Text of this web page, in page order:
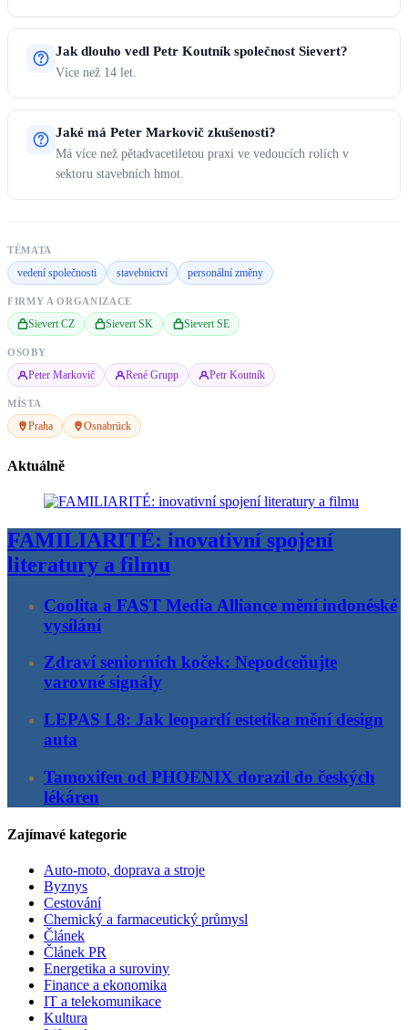
Jak dlouho vedl Petr Koutník společnost Sievert?
Více než 14 let.
Jaké má Peter Markovič zkušenosti?
Má více než pětadvacetiletou praxi ve vedoucích rolích v
sektoru stavebních hmot.
TÉMATA
vedení společnosti stavebnictví personální změny
FIRMY A ORGANIZACE
Sievert CZ Sievert SK Sievert SE
OSOBY
Peter Markovič René Grupp Petr Koutník
MÍSTA
Praha Osnabrück
Aktuálně
FAMILIARITÉ: inovativní spojení
literatury a filmu
Coolita a FAST Media Alliance mění indonéské
vysílání
Zdraví seniorních koček: Nepodceňujte
varovné signály
LEPAS L8: Jak leopardí estetika mění design
auta
Tamoxifen od PHOENIX dorazil do českých
lékáren
Zajímavé kategorie
Auto-moto, doprava a stroje
Byznys
Cestování
Chemický a farmaceutický průmysl
Článek
Článek PR
Energetika a suroviny
Finance a ekonomika
IT a telekomunikace
Kultura